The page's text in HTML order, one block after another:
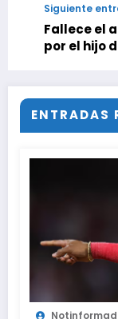
Siguiente
Fallece el
por el hijo
ENTRADAS